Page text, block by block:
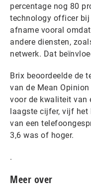
percentage nog 80
technology officer bij
afname vooral
andere diensten,
netwerk. Dat
Brix beoordeelde de
van de Mean
voor de kwaliteit van
laagste cijfer, vijf het
van een
3,6 was of hoger.
.
Meer over